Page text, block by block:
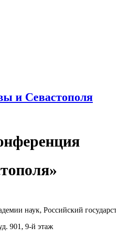
и Севастополя
наук, Российский
901, 9-й этаж